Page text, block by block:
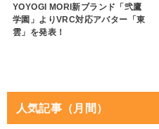
YOYOGI MORI新ブランド「弐鷹
学園」よりVRC対応アバター「東
雲」を発表！
人気記事（月間）